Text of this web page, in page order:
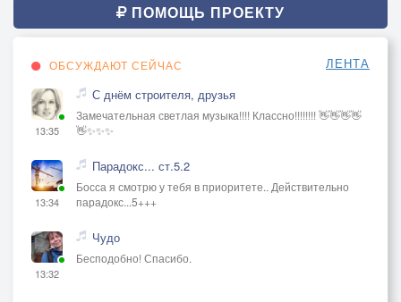
ПОМОЩЬ ПРОЕКТУ
ОБСУЖДАЮТ СЕЙЧАС ЛЕНТА
13:35
С днём строителя, друзья
Замечательная светлая музыка!!!! Классно!!!!!!!! 👋👋👋👋
👋✨✨✨
13:34
Парадокс... ст.5.2
Босса я смотрю у тебя в приоритете.. Действительно
парадокс...5+++
13:32
Чудо
Бесподобно! Спасибо.